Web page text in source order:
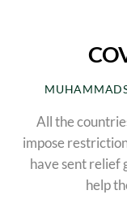
All the
impose
have sent relief
help